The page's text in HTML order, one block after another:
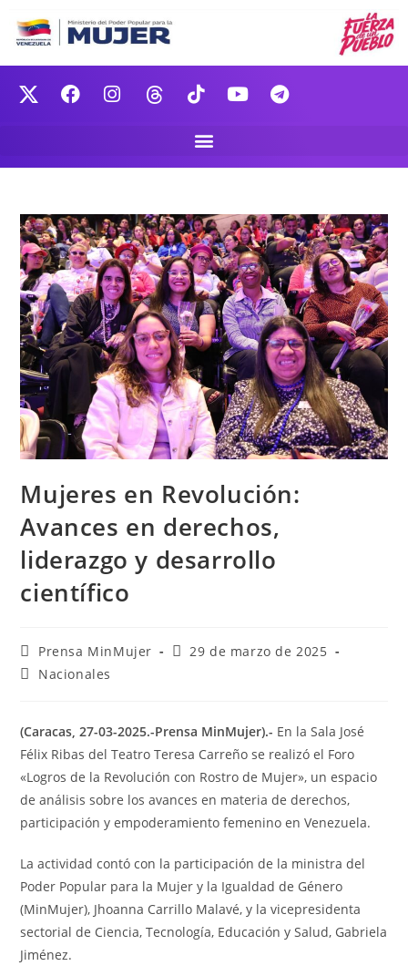
Mujeres en Revolución:
Avances en derechos,
liderazgo y desarrollo
científico
Prensa MinMujer
29 de marzo de 2025
Nacionales
(Caracas, 27-03-2025.-Prensa MinMujer).- En la Sala José
Félix Ribas del Teatro Teresa Carreño se realizó el Foro
«Logros de la Revolución con Rostro de Mujer», un espacio
de análisis sobre los avances en materia de derechos,
participación y empoderamiento femenino en Venezuela.
La actividad contó con la participación de la ministra del
Poder Popular para la Mujer y la Igualdad de Género
(MinMujer), Jhoanna Carrillo Malavé, y la vicepresidenta
sectorial de Ciencia, Tecnología, Educación y Salud, Gabriela
Jiménez.